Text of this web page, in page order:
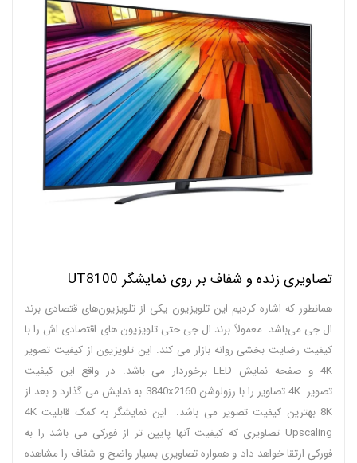
تصاویری زنده و شفاف بر روی نمایشگر UT8100
همانطور که اشاره کردیم این تلویزیون یکی از تلویزیون‌های قتصادی برند
ال جی می‌باشد. معمولاً برند ال جی حتی تلویزیون های اقتصادی اش را با
کیفیت رضایت بخشی روانه بازار می‌ کند. این تلویزیون از کیفیت تصویر
4K و صفحه نمایش LED برخوردار می باشد. در واقع این کیفیت
تصویر 4K تصاویر را با رزولوشن 3840x2160 به نمایش می گذارد و بعد از
8K بهترین کیفیت تصویر می باشد. این نمایشگر به کمک قابلیت 4K
Upscaling تصاویری که کیفیت آنها پایین‌ تر از فورکی می‌ باشد را به
فورکی ارتقا خواهد داد و همواره تصاویری بسیار واضح و شفاف را مشاهده